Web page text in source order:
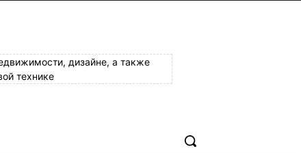
дизайне, а также
технике